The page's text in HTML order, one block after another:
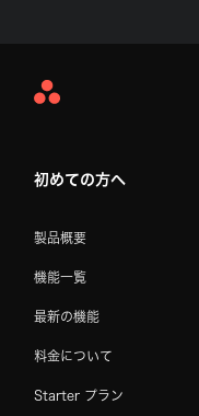
Asana
初めての方へ
製品概要
機能一覧
最新の機能
料金について
Starter プラン